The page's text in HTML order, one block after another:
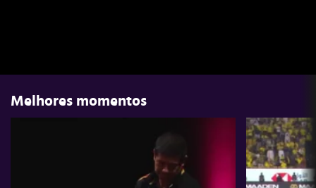
Melhores momentos